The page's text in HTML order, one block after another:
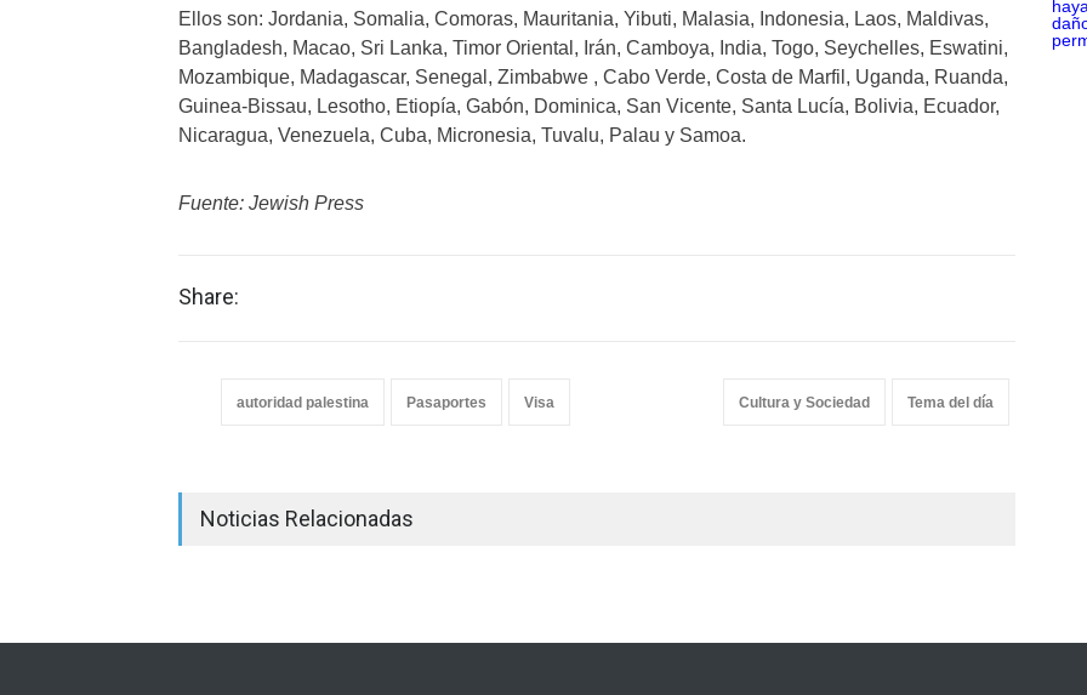
Ellos son: Jordania, Somalia, Comoras, Mauritania, Yibuti, Malasia, Indonesia, Laos, Maldivas,
Bangladesh, Macao, Sri Lanka, Timor Oriental, Irán, Camboya, India, Togo, Seychelles, Eswatini,
Mozambique, Madagascar, Senegal, Zimbabwe , Cabo Verde, Costa de Marfil, Uganda, Ruanda,
Guinea-Bissau, Lesotho, Etiopía, Gabón, Dominica, San Vicente, Santa Lucía, Bolivia, Ecuador,
Nicaragua, Venezuela, Cuba, Micronesia, Tuvalu, Palau y Samoa.
Fuente: Jewish Press
Share:
autoridad palestina Pasaportes Visa Cultura y Sociedad Tema del día
Noticias Relacionadas